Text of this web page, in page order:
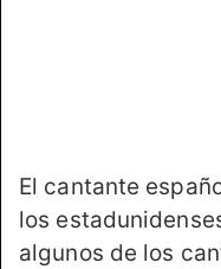
El cantante
los
algunos de los